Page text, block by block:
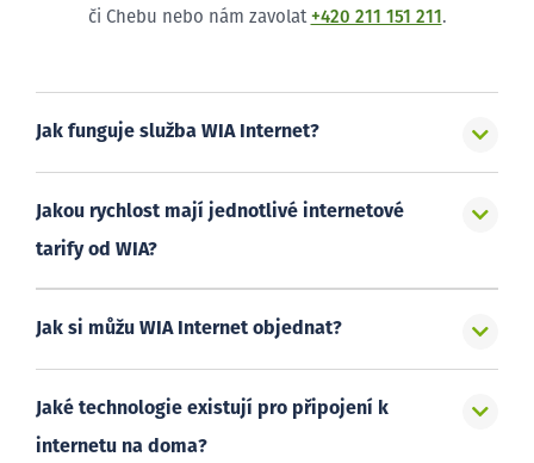
či Chebu nebo nám zavolat +420 211 151 211 .
Jak funguje služba WIA Internet?
Jakou rychlost mají jednotlivé internetové
tarify od WIA?
Jak si můžu WIA Internet objednat?
Jaké technologie existují pro připojení k
internetu na doma?